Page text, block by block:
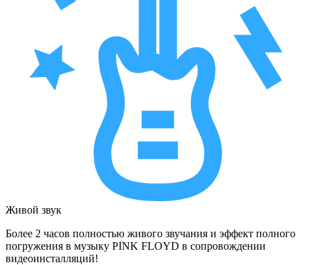
Живой звук
Более 2 часов полностью живого звучания и эффект полного
погружения в музыку PINK FLOYD в сопровождении
видеоинсталляций!